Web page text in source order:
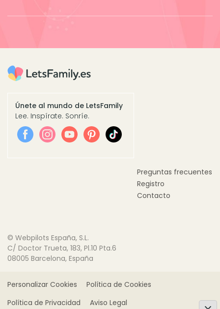
Únete al mundo de LetsFamily
Lee. Inspírate. Sonríe.
Preguntas frecuentes
Registro
Contacto
© Webpilots España, S.L.
C/ Doctor Trueta, 183, Pl.10 Pta.6
08005 Barcelona, España
Personalizar Cookies
Política de Cookies
Política de Privacidad
Aviso Legal